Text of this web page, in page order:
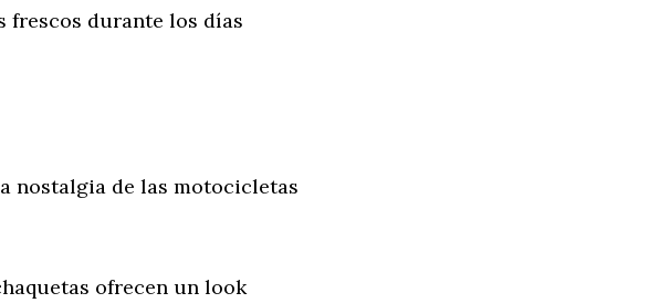
frescos durante los días
nostalgia de las motocicletas
ofrecen un look